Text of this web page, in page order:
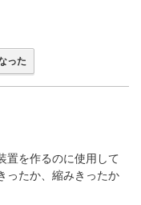
った
置を作るのに使用して
ったか、縮みきったか